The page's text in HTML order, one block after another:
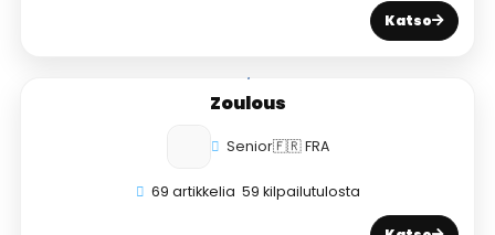
Katso
Zoulous
Senior🇫🇷 FRA
69 artikkelia 59 kilpailutulosta